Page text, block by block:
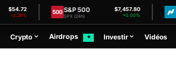
S&P 500
SPX (24h)
$7,457.80
NDX
Crypto Airdrops ✦ Investir Vidéos